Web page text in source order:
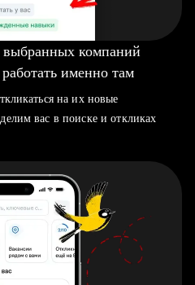
компаний
именно там
на их новые
вас в поиске и откликах